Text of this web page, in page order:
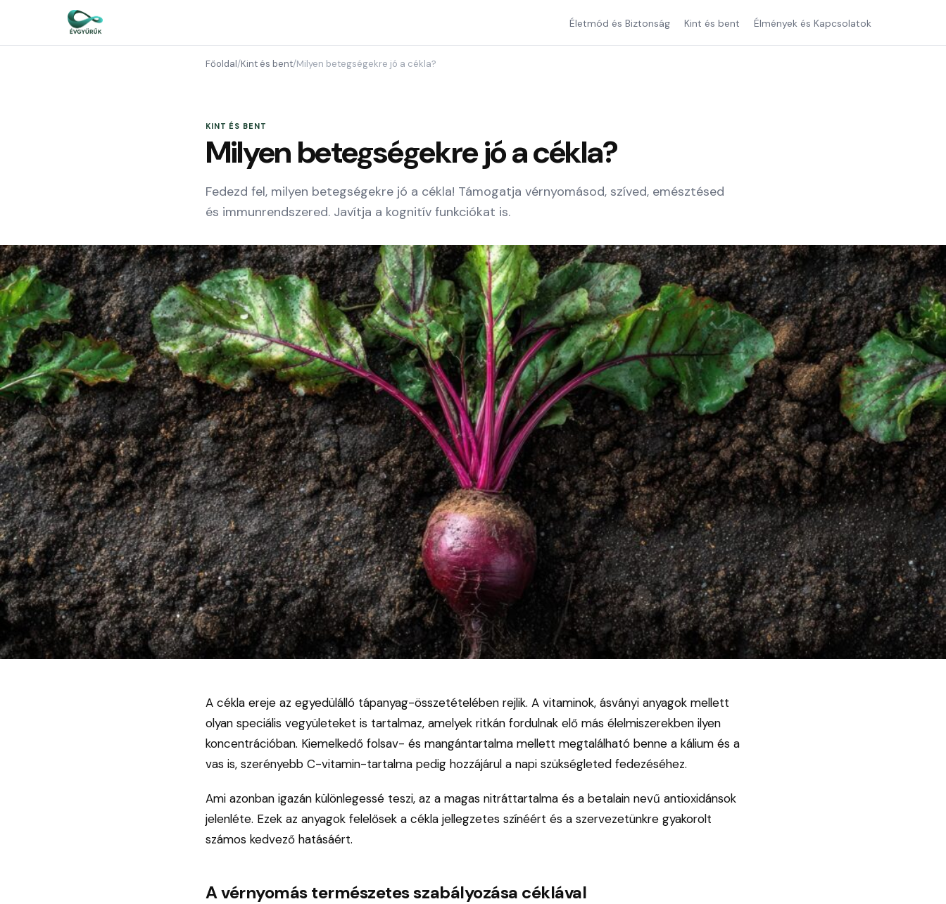
Életmód és Biztonság Kint és bent Élmények és Kapcsolatok
Főoldal/Kint és bent/Milyen betegségekre jó a cékla?
KINT ÉS BENT
Milyen betegségekre jó a cékla?
Fedezd fel, milyen betegségekre jó a cékla! Támogatja vérnyomásod, szíved, emésztésed
és immunrendszered. Javítja a kognitív funkciókat is.
A cékla ereje az egyedülálló tápanyag-összetételében rejlik. A vitaminok, ásványi anyagok mellett
olyan speciális vegyületeket is tartalmaz, amelyek ritkán fordulnak elő más élelmiszerekben ilyen
koncentrációban. Kiemelkedő folsav- és mangántartalma mellett megtalálható benne a kálium és a
vas is, szerényebb C-vitamin-tartalma pedig hozzájárul a napi szükségleted fedezéséhez.
Ami azonban igazán különlegessé teszi, az a magas nitráttartalma és a betalain nevű antioxidánsok
jelenléte. Ezek az anyagok felelősek a cékla jellegzetes színéért és a szervezetünkre gyakorolt
számos kedvező hatásáért.
A vérnyomás természetes szabályozása céklával